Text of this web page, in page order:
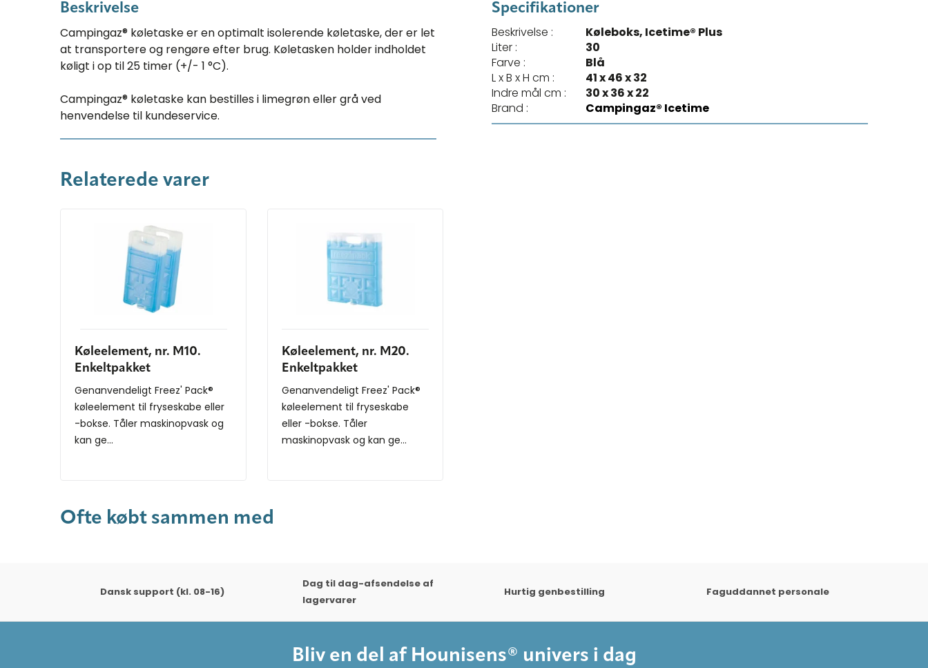
Beskrivelse
Campingaz® køletaske er en optimalt isolerende køletaske, der er let
at transportere og rengøre efter brug. Køletasken holder indholdet
køligt i op til 25 timer (+/- 1 °C).
Campingaz® køletaske kan bestilles i limegrøn eller grå ved
henvendelse til kundeservice.
Specifikationer
Beskrivelse :
Køleboks, Icetime® Plus
Liter :
30
Farve :
Blå
L x B x H cm :
41 x 46 x 32
Indre mål cm :
30 x 36 x 22
Brand :
Campingaz® Icetime
Relaterede varer
Køleelement, nr. M10.
Enkeltpakket
Genanvendeligt Freez' Pack®
køleelement til fryseskabe eller
-bokse. Tåler maskinopvask og
kan ge...
Køleelement, nr. M20.
Enkeltpakket
Genanvendeligt Freez' Pack®
køleelement til fryseskabe
eller -bokse. Tåler
maskinopvask og kan ge...
Ofte købt sammen med
Dansk support (kl. 08-16)
Dag til dag-afsendelse af
lagervarer
Hurtig genbestilling Faguddannet personale
Bliv en del af Hounisens® univers i dag